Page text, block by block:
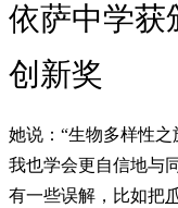
依萨中学获
创新奖
她说：“生物多样性之
我也学会更自信地与
有一些误解，比如把